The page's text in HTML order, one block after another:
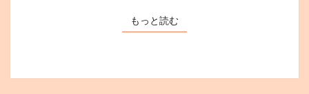
マ
もっと読むもっと読む